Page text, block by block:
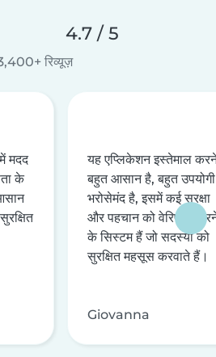
4.7 / 5
रिव्यूज़
मदद
के
यह एप्लिकेशन इस्तेमाल
बहुत आसान है, बहुत
भरोसेमंद है, इसमें कई सुरक्षा
और पहचान को वेरिफ़ाई
के सिस्टम हैं जो सदस्यों को
सुरक्षित महसूस करवाते हैं।
Giovanna